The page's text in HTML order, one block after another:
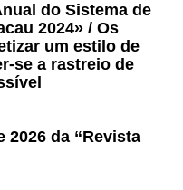
do Sistema de
2024» / Os
um estilo de
se a rastreio de
2026 da “Revista